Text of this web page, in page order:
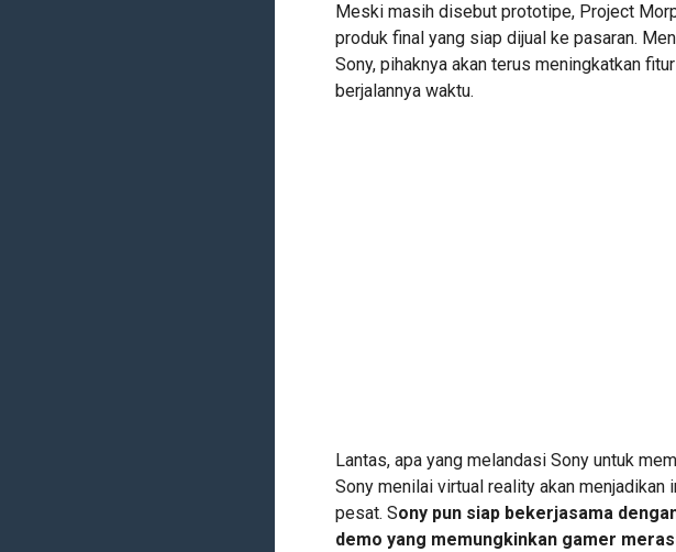
Meski masih disebut prototipe, Project
produk final yang siap dijual ke pasaran.
Sony, pihaknya akan terus meningkatkan
berjalannya waktu.
Lantas, apa yang melandasi Sony untuk
Sony menilai virtual reality akan menjadikan
pesat. Sony pun siap bekerjasama
demo yang memungkinkan gamer